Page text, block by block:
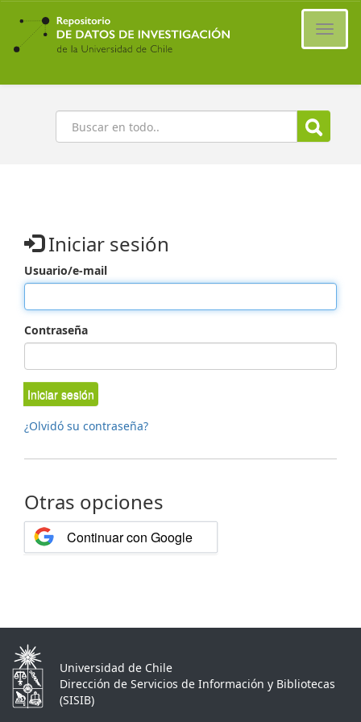
Ir
contenido
principal
Buscar
Iniciar sesión
Usuario/e-mail
Contraseña
Iniciar sesión
¿Olvidó su contraseña?
Otras opciones
Continuar con Google
Universidad de Chile
Dirección de Servicios de Información y Bibliotecas
(SISIB)